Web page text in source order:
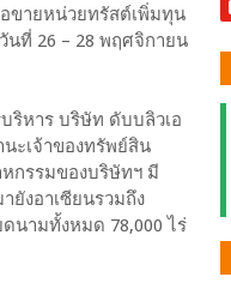
อขายหน่วยทรัสต์เพิ่มทุน
นที่ 26 – 28 พฤศจิกายน
ริหาร บริษัท ดับบลิวเอ
นะเจ้าของทรัพย์สิน
กรรมของบริษัทฯ มี
ยังอาเซียนรวมถึง
นามทั้งหมด 78,000 ไร่